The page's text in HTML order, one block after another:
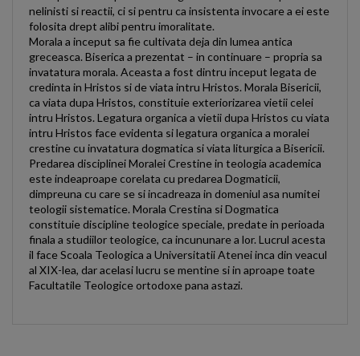
nelinisti si reactii, ci si pentru ca insistenta invocare a ei este
folosita drept alibi pentru imoralitate.
Morala a inceput sa fie cultivata deja din lumea antica
greceasca. Biserica a prezentat – in continuare – propria sa
invatatura morala. Aceasta a fost dintru inceput legata de
credinta in Hristos si de viata intru Hristos. Morala Bisericii,
ca viata dupa Hristos, constituie exteriorizarea vietii celei
intru Hristos. Legatura organica a vietii dupa Hristos cu viata
intru Hristos face evidenta si legatura organica a moralei
crestine cu invatatura dogmatica si viata liturgica a Bisericii.
Predarea disciplinei Moralei Crestine in teologia academica
este indeaproape corelata cu predarea Dogmaticii,
dimpreuna cu care se si incadreaza in domeniul asa numitei
teologii sistematice. Morala Crestina si Dogmatica
constituie discipline teologice speciale, predate in perioada
finala a studiilor teologice, ca incununare a lor. Lucrul acesta
il face Scoala Teologica a Universitatii Atenei inca din veacul
al XIX-lea, dar acelasi lucru se mentine si in aproape toate
Facultatile Teologice ortodoxe pana astazi.